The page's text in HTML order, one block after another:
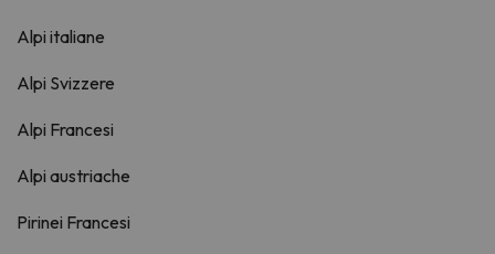
Alpi italiane
Alpi Svizzere
Alpi Francesi
Alpi austriache
Pirinei Francesi